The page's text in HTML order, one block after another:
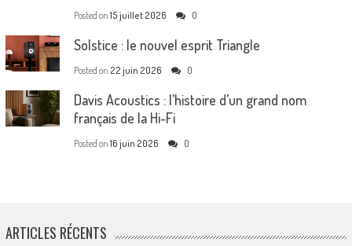
Posted on 15 juillet 2026 0
Solstice : le nouvel esprit Triangle
Posted on 22 juin 2026 0
Davis Acoustics : l’histoire d’un grand nom
français de la Hi-Fi
Posted on 16 juin 2026 0
ARTICLES RÉCENTS